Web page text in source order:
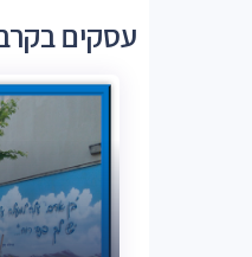
עסקים